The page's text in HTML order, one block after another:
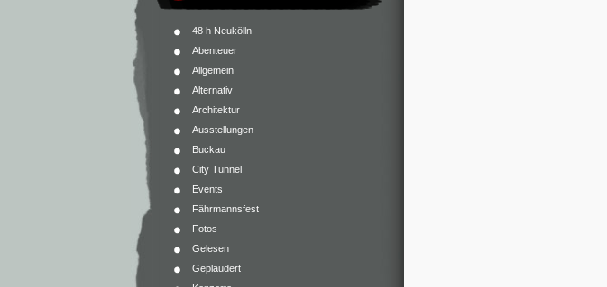
48 h Neukölln
Abenteuer
Allgemein
Alternativ
Architektur
Ausstellungen
Buckau
City Tunnel
Events
Fährmannsfest
Fotos
Gelesen
Geplaudert